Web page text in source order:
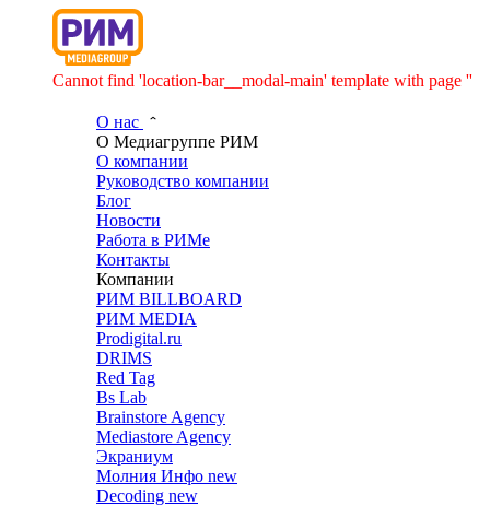
Cannot find 'location-bar__modal-main' template with page ''
О нас
О Медиагруппе РИМ
О компании
Руководство компании
Блог
Новости
Работа в РИМе
Контакты
Компании
РИМ BILLBOARD
РИМ MEDIA
Prodigital.ru
DRIMS
Red Tag
Bs Lab
Brainstore Agency
Mediastore Agency
Экраниум
Молния Инфо new
Decoding new